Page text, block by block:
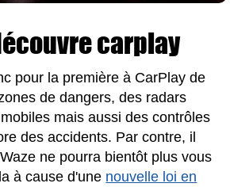
carplay
pour la première à CarPlay de
de dangers, des radars
mais aussi des contrôles
des accidents. Par contre, il
ne pourra bientôt plus vous
à cause d'une nouvelle loi en